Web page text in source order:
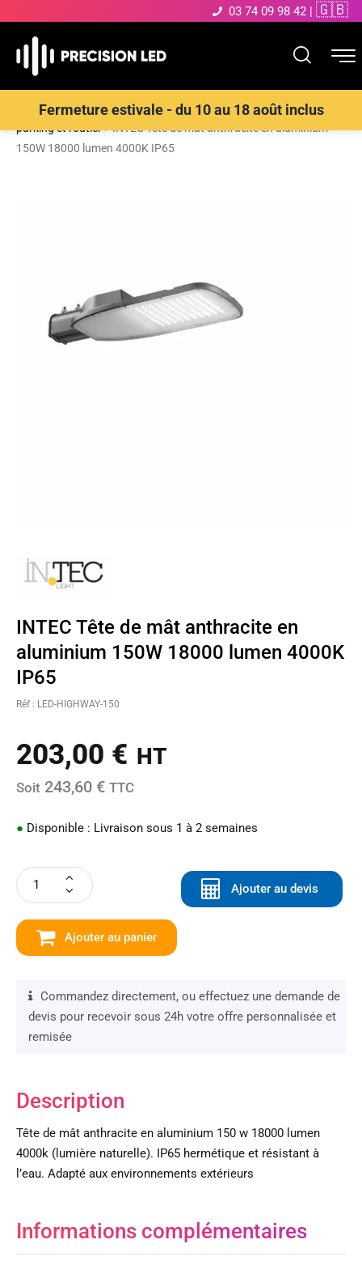
03 74 09 98 42 | 🇬🇧
Fermeture estivale - du 10 au 18 août inclus
Accueil>Boutique>ECLAIRAGE EXTERIEUR LED>Eclairage
parking et routier>INTEC Tête de mât anthracite en aluminium
150W 18000 lumen 4000K IP65
INTEC Tête de mât anthracite en
aluminium 150W 18000 lumen 4000K
IP65
Réf : LED-HIGHWAY-150
203,00 € HT
Soit 243,60 € TTC
● Disponible : Livraison sous 1 à 2 semaines
Ajouter au panier
Ajouter au devis
Commandez directement, ou effectuez une demande de
devis pour recevoir sous 24h votre offre personnalisée et
remisée
Description
Tête de mât anthracite en aluminium 150 w 18000 lumen
4000k (lumière naturelle). IP65 hermétique et résistant à
l’eau. Adapté aux environnements extérieurs
Informations complémentaires